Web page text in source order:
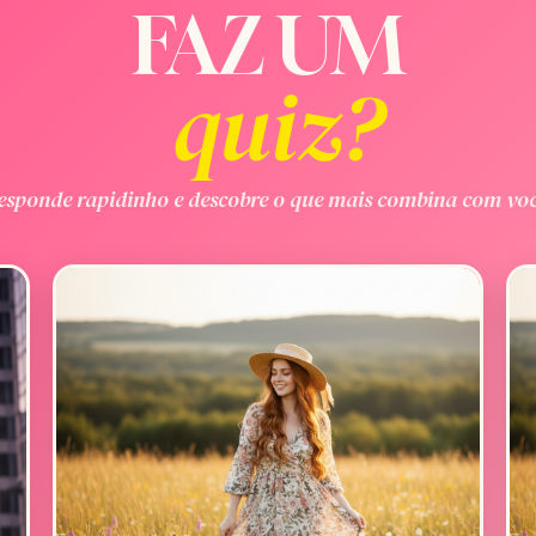
FAZ UM
quiz?
rapidinho e descobre o que mais combina com